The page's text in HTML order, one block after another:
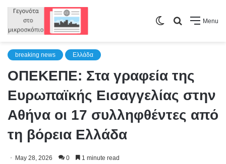
Menu
Search
Switch
breaking news Ελλάδα
ΟΠΕΚΕΠΕ: Στα γραφεία της
Ευρωπαϊκής Εισαγγελίας στην
Αθήνα οι 17 συλληφθέντες από
τη βόρεια Ελλάδα
May 28, 2026 0 1 minute read